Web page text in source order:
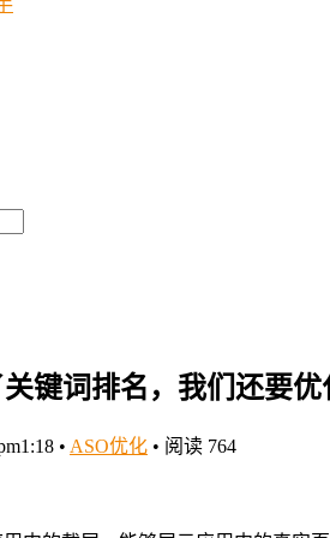
键词排名，我们还要优
• ASO优化 • 阅读 764